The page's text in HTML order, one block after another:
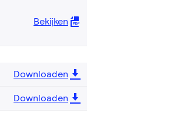
Bekijken
Downloaden
Downloaden